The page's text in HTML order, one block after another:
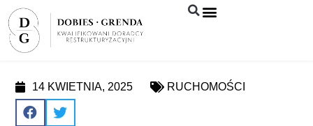
14 KWIETNIA, 2025 RUCHOMOŚCI